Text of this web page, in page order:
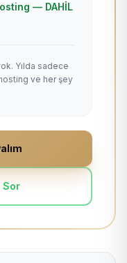
— DAHİL
Yılda sadece
ve her şey
Sor